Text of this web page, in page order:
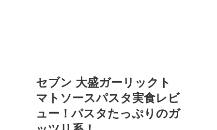
セブン 大盛ガーリックト
マトソースパスタ実食レビ
ュー！パスタたっぷりのガ